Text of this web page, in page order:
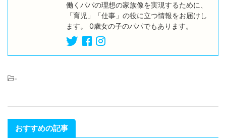
働くパパの理想の家族像を実現するために、
「育児」「仕事」の役に立つ情報をお届けし
ます。 0歳女の子のパパでもあります。
-
おすすめの記事